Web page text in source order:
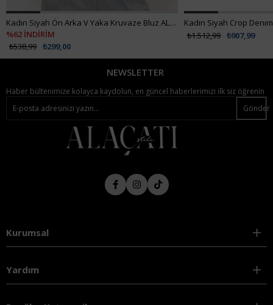
Kadın Siyah Crop Denım Ceket ALC-X3631-RV
₺907,99
₺1.512,99
NEWSLETTER
Haber bültenimize kolayca kaydolun, en güncel haberlerimizi ilk siz öğrenin
Gönder
Kurumsal
Yardım